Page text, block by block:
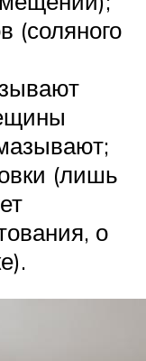
(соляного
(лишь
о